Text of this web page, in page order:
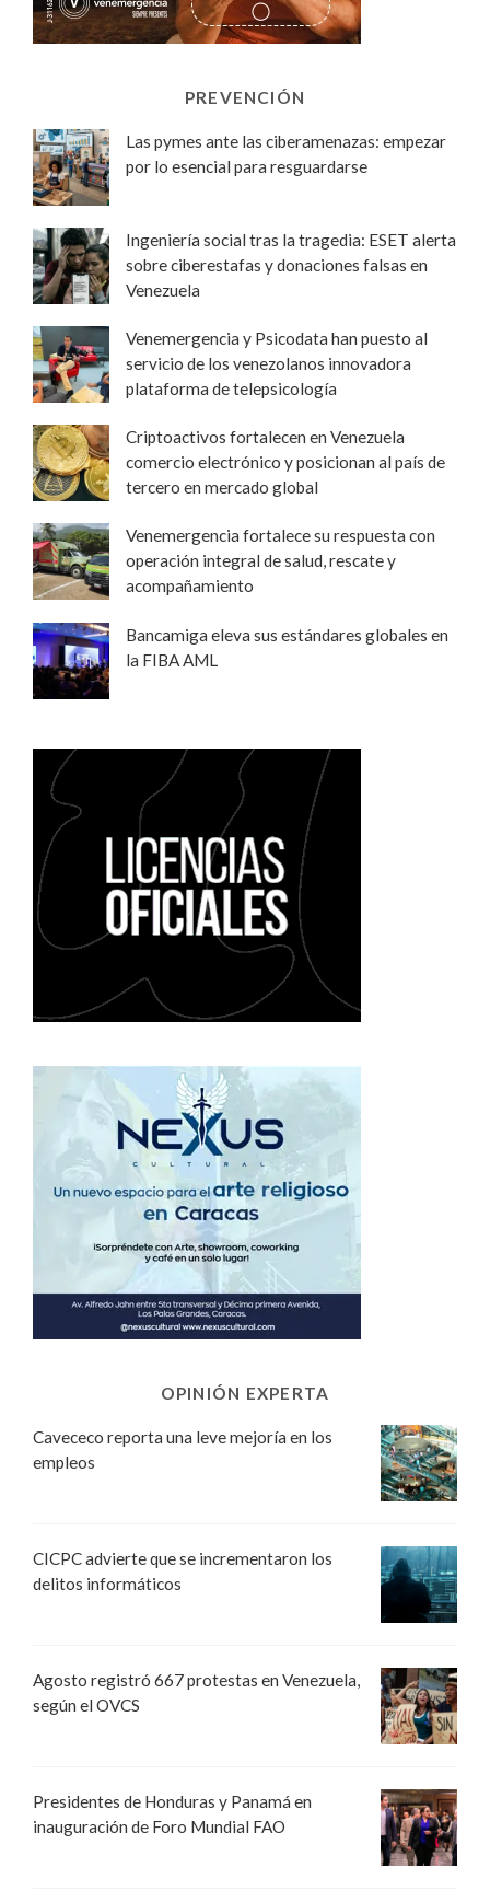
PREVENCIÓN
Las pymes ante las ciberamenazas: empezar
por lo esencial para resguardarse
Ingeniería social tras la tragedia: ESET alerta
sobre ciberestafas y donaciones falsas en
Venezuela
Venemergencia y Psicodata han puesto al
servicio de los venezolanos innovadora
plataforma de telepsicología
Criptoactivos fortalecen en Venezuela
comercio electrónico y posicionan al país de
tercero en mercado global
Venemergencia fortalece su respuesta con
operación integral de salud, rescate y
acompañamiento
Bancamiga eleva sus estándares globales en
la FIBA AML
OPINIÓN EXPERTA
Cavececo reporta una leve mejoría en los
empleos
CICPC advierte que se incrementaron los
delitos informáticos
Agosto registró 667 protestas en Venezuela,
según el OVCS
Presidentes de Honduras y Panamá en
inauguración de Foro Mundial FAO